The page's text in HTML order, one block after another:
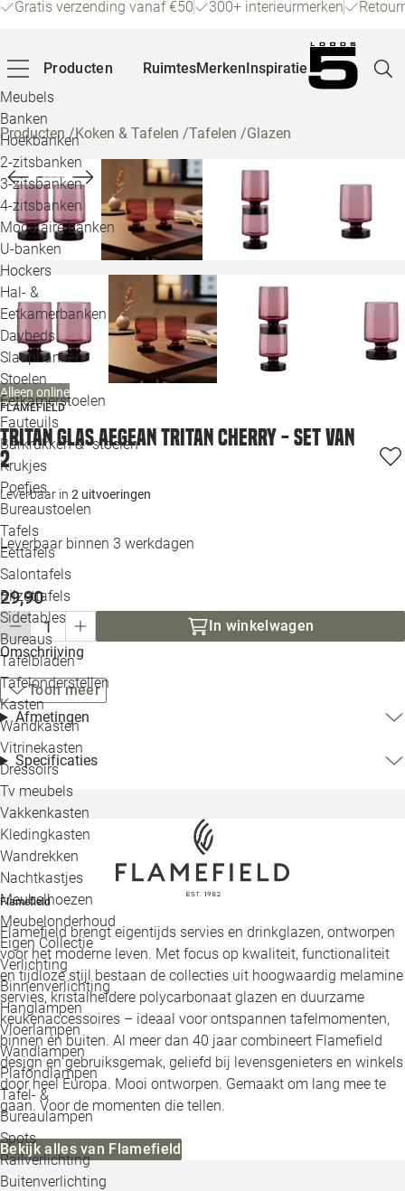
Gratis verzending vanaf €50 300+ interieurmerken
Producten
Meubels
Banken
Hoekbanken
2-zitsbanken
3-zitsbanken
4-zitsbanken
Modulaire banken
U-banken
Hockers
Hal- &
Eetkamerbanken
Daybeds
Slaapbanken
Stoelen
Eetkamerstoelen
Fauteuils
Barkrukken & -stoelen
Krukjes
Poefjes
Bureaustoelen
Tafels
Eettafels
Salontafels
Bijzettafels
Sidetables
Bureaus
Tafelbladen
Tafelonderstellen
Kasten
Wandkasten
Vitrinekasten
Dressoirs
Tv meubels
Vakkenkasten
Kledingkasten
Wandrekken
Nachtkastjes
Meubelhoezen
Meubelonderhoud
Eigen Collectie
Verlichting
Binnenverlichting
Hanglampen
Vloerlampen
Wandlampen
Plafondlampen
Tafel- &
Bureaulampen
Spots
Railverlichting
Buitenverlichting
RuimtesMerkenInspiratie
Producten/Koken & Tafelen /Tafelen /Glazen
Alleen online
FLAMEFIELD
Tritan Glas Aegean Tritan cherry - set van
2
Leverbaar in 2 uitvoeringen
Leverbaar binnen 3 werkdagen
29,90
In winkelwagen
Omschrijving
Toon meer
Afmetingen
Specificaties
Flamefield
Flamefield brengt eigentijds servies en drinkglazen, ontworpen
voor het moderne leven. Met focus op kwaliteit, functionaliteit
en tijdloze stijl bestaan de collecties uit hoogwaardig melamine
servies, kristalheldere polycarbonaat glazen en duurzame
keukenaccessoires – ideaal voor ontspannen tafelmomenten,
binnen én buiten. Al meer dan 40 jaar combineert Flamefield
design en gebruiksgemak, geliefd bij levensgenieters en winkels
door heel Europa. Mooi ontworpen. Gemaakt om lang mee te
gaan. Voor de momenten die tellen.
Bekijk alles van Flamefield